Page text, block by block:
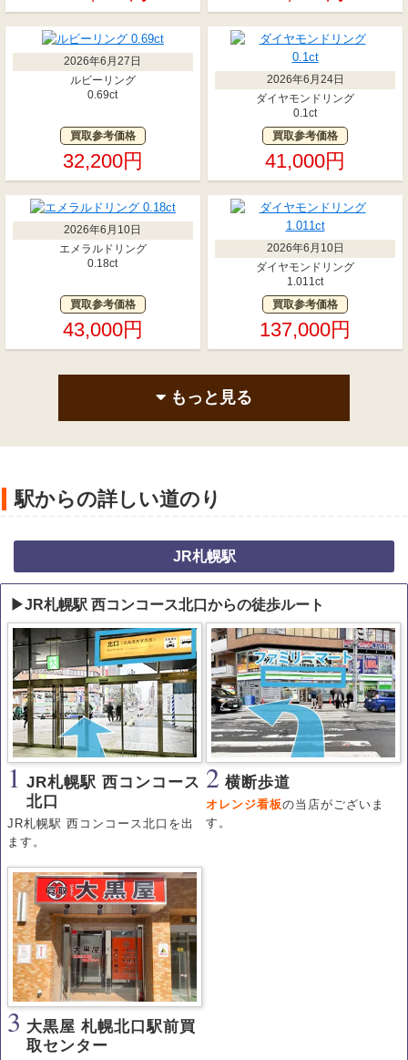
2026年6月27日
ルビーリング
0.69ct
買取参考価格
32,200円
2026年6月24日
ダイヤモンドリング
0.1ct
買取参考価格
41,000円
2026年6月10日
エメラルドリング
0.18ct
買取参考価格
43,000円
2026年6月10日
ダイヤモンドリング
1.011ct
買取参考価格
137,000円
もっと見る
駅からの詳しい道のり
JR札幌駅
▶JR札幌駅 西コンコース北口からの徒歩ルート
1 JR札幌駅 西コンコース
北口
JR札幌駅 西コンコース北口を出
ます。
2 横断歩道
オレンジ看板の当店がございま
す。
3 大黒屋 札幌北口駅前買
取センター